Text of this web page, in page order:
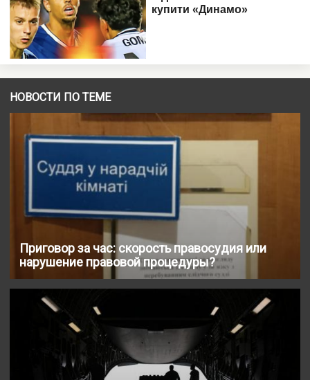
НОВОСТИ ПО ТЕМЕ
Приговор за час: скорость правосудия или
нарушение правовой процедуры?